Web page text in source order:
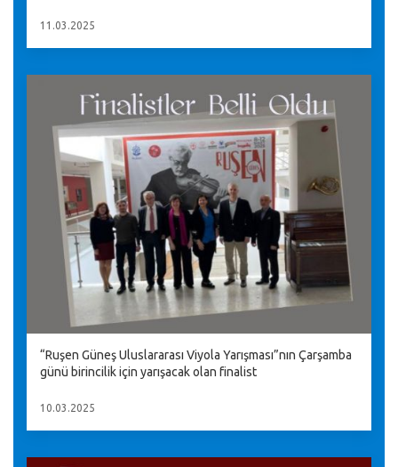
11.03.2025
“Ruşen Güneş Uluslararası Viyola Yarışması”nın Çarşamba
günü birincilik için yarışacak olan finalist
10.03.2025